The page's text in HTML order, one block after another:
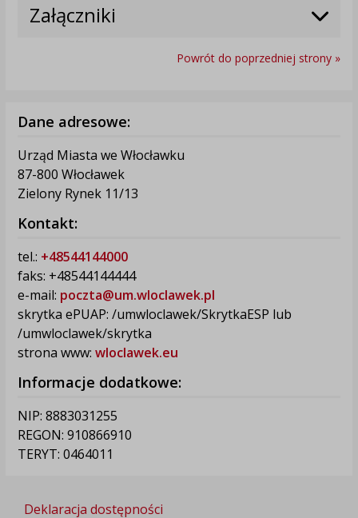
Załączniki
Powrót do poprzedniej strony »
Dane adresowe:
Urząd Miasta we Włocławku
87-800 Włocławek
Zielony Rynek 11/13
Kontakt:
tel.: +48544144000
faks: +48544144444
e-mail: poczta@um.wloclawek.pl
skrytka ePUAP: /umwloclawek/SkrytkaESP lub
/umwloclawek/skrytka
strona www: wloclawek.eu
Informacje dodatkowe:
NIP: 8883031255
REGON: 910866910
TERYT: 0464011
Deklaracja dostępności